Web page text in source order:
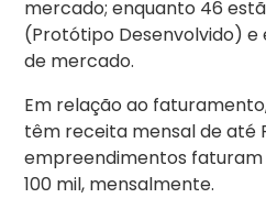
mercado; enquanto 46
(Protótipo Desenvolvido)
de mercado.
Em relação ao
têm receita mensal de até
empreendimentos faturam
100 mil, mensalmente.